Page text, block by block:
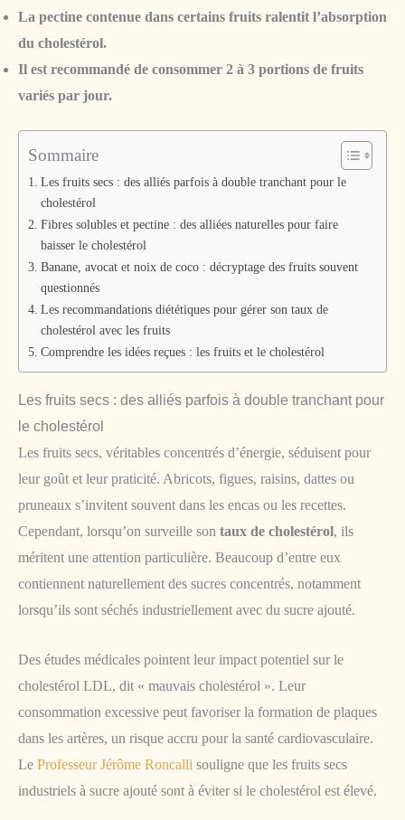
La pectine contenue dans certains fruits ralentit l’absorption
du cholestérol.
Il est recommandé de consommer 2 à 3 portions de fruits
variés par jour.
Sommaire
Les fruits secs : des alliés parfois à double tranchant pour le
cholestérol
Fibres solubles et pectine : des alliées naturelles pour faire
baisser le cholestérol
Banane, avocat et noix de coco : décryptage des fruits souvent
questionnés
Les recommandations diététiques pour gérer son taux de
cholestérol avec les fruits
Comprendre les idées reçues : les fruits et le cholestérol
Les fruits secs : des alliés parfois à double tranchant pour
le cholestérol
Les fruits secs, véritables concentrés d’énergie, séduisent pour
leur goût et leur praticité. Abricots, figues, raisins, dattes ou
pruneaux s’invitent souvent dans les encas ou les recettes.
Cependant, lorsqu’on surveille son taux de cholestérol, ils
méritent une attention particulière. Beaucoup d’entre eux
contiennent naturellement des sucres concentrés, notamment
lorsqu’ils sont séchés industriellement avec du sucre ajouté.
Des études médicales pointent leur impact potentiel sur le
cholestérol LDL, dit « mauvais cholestérol ». Leur
consommation excessive peut favoriser la formation de plaques
dans les artères, un risque accru pour la santé cardiovasculaire.
Le Professeur Jérôme Roncalli souligne que les fruits secs
industriels à sucre ajouté sont à éviter si le cholestérol est élevé.